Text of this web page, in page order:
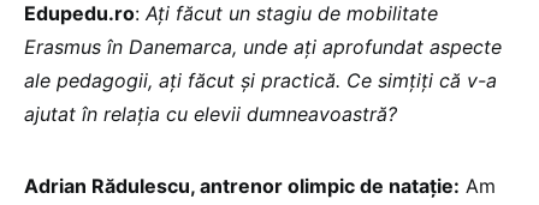
Edupedu.ro:Ați făcut un stagiu de mobilitate
Erasmus în Danemarca, unde ați aprofundat aspecte
ale pedagogii, ați făcut și practică. Ce simțiți că v-a
ajutat în relația cu elevii dumneavoastră?
Adrian Rădulescu, antrenor olimpic de natație: Am